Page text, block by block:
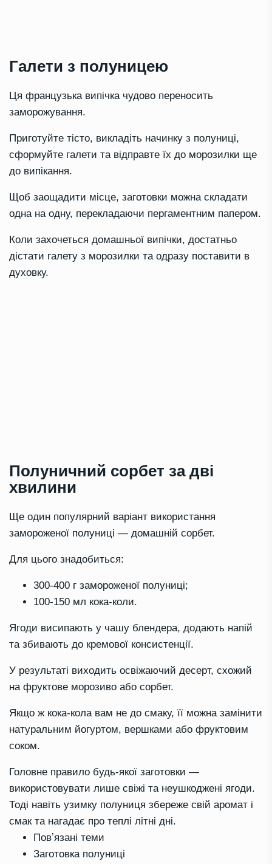
Галети з полуницею
Ця французька випічка чудово переносить
заморожування.
Приготуйте тісто, викладіть начинку з полуниці,
сформуйте галети та відправте їх до морозилки ще
до випікання.
Щоб заощадити місце, заготовки можна складати
одна на одну, перекладаючи пергаментним папером.
Коли захочеться домашньої випічки, достатньо
дістати галету з морозилки та одразу поставити в
духовку.
Полуничний сорбет за дві
хвилини
Ще один популярний варіант використання
замороженої полуниці — домашній сорбет.
Для цього знадобиться:
300-400 г замороженої полуниці;
100-150 мл кока-коли.
Ягоди висипають у чашу блендера, додають напій
та збивають до кремової консистенції.
У результаті виходить освіжаючий десерт, схожий
на фруктове морозиво або сорбет.
Якщо ж кока-кола вам не до смаку, її можна замінити
натуральним йогуртом, вершками або фруктовим
соком.
Головне правило будь-якої заготовки —
використовувати лише свіжі та неушкоджені ягоди.
Тоді навіть узимку полуниця збереже свій аромат і
смак та нагадає про теплі літні дні.
Повʼязані теми
Заготовка полуниці